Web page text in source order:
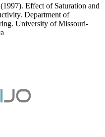
Effect of Saturation and
Department of
University of Missouri-